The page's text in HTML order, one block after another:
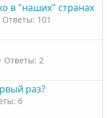
в "наших" странах
Ответы: 101
Ответы: 2
раз?
6